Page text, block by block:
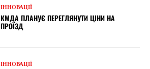
ІННОВАЦІЇ
КМДА ПЛАНУЄ ПЕРЕГЛЯНУТИ ЦІНИ НА
ПРОЇЗД
ІННОВАЦІЇ